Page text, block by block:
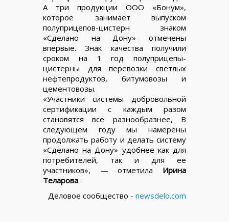
А три продукции ООО «Бонум»,
которое занимает выпуском
полуприцепов-цистерн знаком
«Сделано на Дону» отмечены
впервые. Знак качества получили
сроком на 1 год полуприцепы-
цистерны для перевозки светлых
нефтепродуктов, битумовозы и
цементовозы.
«Участники системы добровольной
сертификации с каждым разом
становятся все разнообразнее, В
следующем году мы намерены
продолжать работу и делать систему
«Сделано на Дону» удобнее как для
потребителей, так и для ее
участников», — отметила Ирина
Теларова.
Деловое сообщество - newsdelo.com